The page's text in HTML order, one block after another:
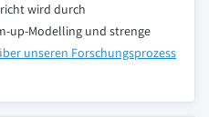
wird durch
up-Modelling und strenge
unseren Forschungsprozess